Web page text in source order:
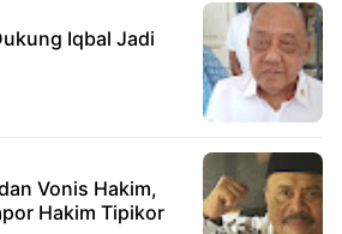
Iqbal Jadi
Vonis Hakim,
Hakim Tipikor